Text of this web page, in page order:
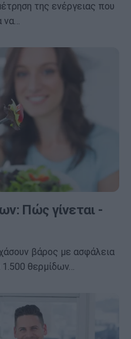
της ενέργειας που
να…
Πώς γίνεται -
βάρος με ασφάλεια
1.500 θερμίδων…